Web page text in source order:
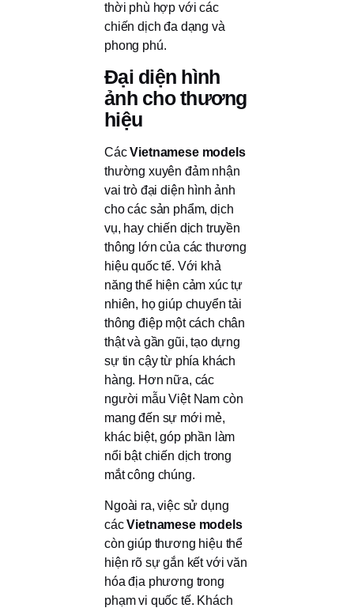
thời phù hợp với các
chiến dịch đa dạng và
phong phú.
Đại diện hình
ảnh cho thương
hiệu
CácVietnamese models
thường xuyên đảm nhận
vai trò đại diện hình ảnh
cho các sản phẩm, dịch
vụ, hay chiến dịch truyền
thông lớn của các thương
hiệu quốc tế. Với khả
năng thể hiện cảm xúc tự
nhiên, họ giúp chuyển tải
thông điệp một cách chân
thật và gần gũi, tạo dựng
sự tin cậy từ phía khách
hàng. Hơn nữa, các
người mẫu Việt Nam còn
mang đến sự mới mẻ,
khác biệt, góp phần làm
nổi bật chiến dịch trong
mắt công chúng.
Ngoài ra, việc sử dụng
cácVietnamese models
còn giúp thương hiệu thể
hiện rõ sự gắn kết với văn
hóa địa phương trong
phạm vi quốc tế. Khách